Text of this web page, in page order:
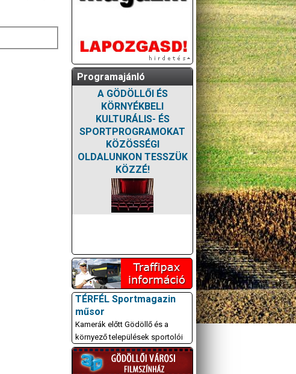
Programajánló
A GÖDÖLLŐI ÉS
KÖRNYÉKBELI
KULTURÁLIS- ÉS
SPORTPROGRAMOKAT
KÖZÖSSÉGI
OLDALUNKON TESSZÜK
KÖZZÉ!
TÉRFÉL Sportmagazin
műsor
Kamerák előtt Gödöllő és a
környező települések sportolói